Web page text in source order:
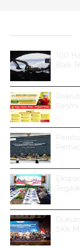
100
Bara
SKK